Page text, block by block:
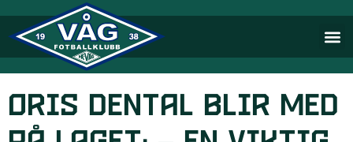
Oris Dental blir med